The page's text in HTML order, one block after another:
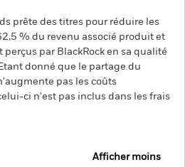
prête des titres pour réduire les
% du revenu associé produit et
perçus par BlackRock en sa qualité
donné que le partage du
pas les coûts
ci n'est pas inclus dans les frais
Afficher moins